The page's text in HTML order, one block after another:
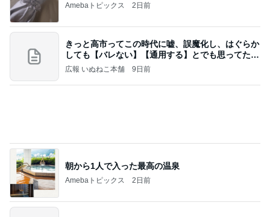
Amebaトピックス 2日前
きっと高市ってこの時代に嘘、誤魔化し、はぐらか
しても【バレない】【通用する】とでも思ってたん
だろ
広報 いぬねこ本舗 9日前
朝から1人で入った最高の温泉
Amebaトピックス 2日前